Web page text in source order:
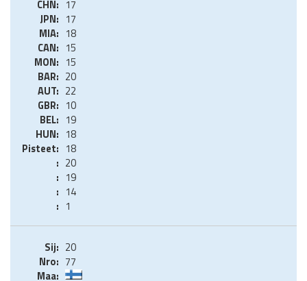
17
17
18
15
15
20
22
10
19
18
18
20
19
14
1
20
77